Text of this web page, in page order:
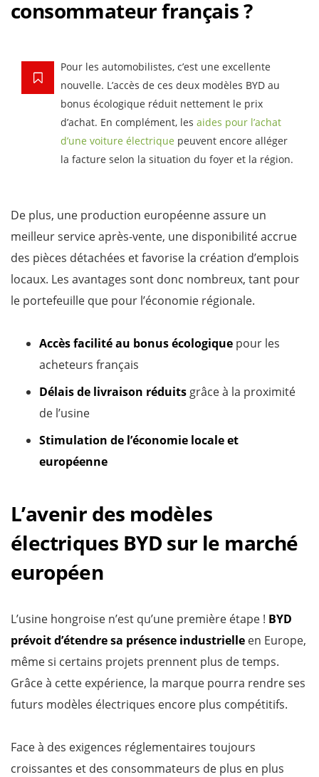
consommateur français ?
Pour les automobilistes, c’est une excellente
nouvelle. L’accès de ces deux modèles BYD au
bonus écologique réduit nettement le prix
d’achat. En complément, les aides pour l’achat
d’une voiture électrique peuvent encore alléger
la facture selon la situation du foyer et la région.
De plus, une production européenne assure un
meilleur service après-vente, une disponibilité accrue
des pièces détachées et favorise la création d’emplois
locaux. Les avantages sont donc nombreux, tant pour
le portefeuille que pour l’économie régionale.
Accès facilité au bonus écologique pour les
acheteurs français
Délais de livraison réduits grâce à la proximité
de l’usine
Stimulation de l’économie locale et
européenne
L’avenir des modèles
électriques BYD sur le marché
européen
L’usine hongroise n’est qu’une première étape ! BYD
prévoit d’étendre sa présence industrielle en Europe,
même si certains projets prennent plus de temps.
Grâce à cette expérience, la marque pourra rendre ses
futurs modèles électriques encore plus compétitifs.
Face à des exigences réglementaires toujours
croissantes et des consommateurs de plus en plus